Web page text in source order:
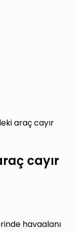
araç cayır
cayır
havaalanı